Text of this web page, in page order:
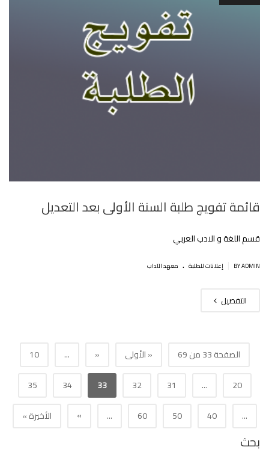
قائمة تفويج طلبة السنة الأولى بعد التعديل
قسم اللغة و الادب العربي
BY ADMIN إعلانات للطلبة . معهد الآداب
التفصيل
الصفحة 33 من 69 « الأولى «
...
10
20
...
31
32
33
34
35
...
40
50
60
...
» الأخيرة »
بحث